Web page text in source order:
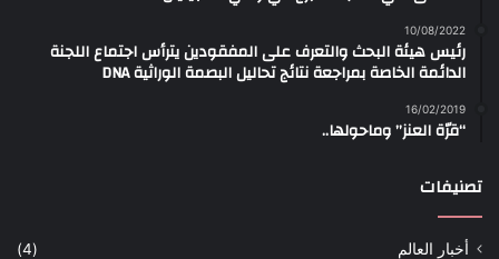
10/08/2022
رئيس هيئة البحث والتعرف على المفقودين يترأس اجتماع اللجنة
الدائمة الخاصة بمراجعة نتائج تحاليل البصمة الوراثية DNA
16/02/2019
“قرّة العنز” وماحولها..
تصنيفات
أخبار العالم
(4)